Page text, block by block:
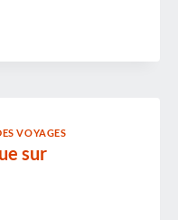
VOYAGES
sur